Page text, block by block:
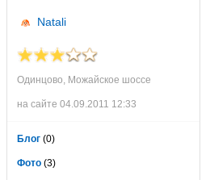
Natali
Одинцово, Можайское шоссе
на сайте 04.09.2011 12:33
Блог (0)
Фото (3)